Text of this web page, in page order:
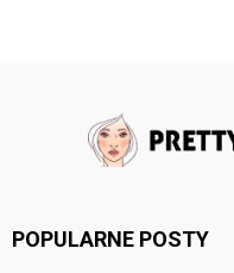
POPULARNE POSTY